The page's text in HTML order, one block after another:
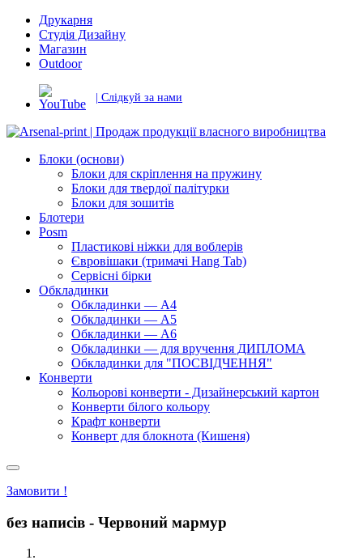
Друкарня
Студія Дизайну
Магазин
Outdoor
| Слідкуй за нами
Блоки (основи)
Блоки для скріплення на пружину
Блоки для твердої палітурки
Блоки для зошитів
Блотери
Posm
Пластикові ніжки для воблерів
Євровішаки (тримачі Hang Tab)
Сервісні бірки
Обкладинки
Обкладинки — А4
Обкладинки — А5
Обкладинки — А6
Обкладинки — для вручення ДИПЛОМА
Обкладинки для "ПОСВІДЧЕННЯ"
Конверти
Кольорові конверти - Дизайнерський картон
Конверти білого кольору
Крафт конверти
Конверт для блокнота (Кишеня)
Замовити !
без написів - Червоний мармур